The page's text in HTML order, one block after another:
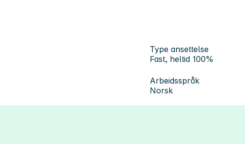
Type ansettelse
Fast, heltid 100%
Arbeidsspråk
Norsk